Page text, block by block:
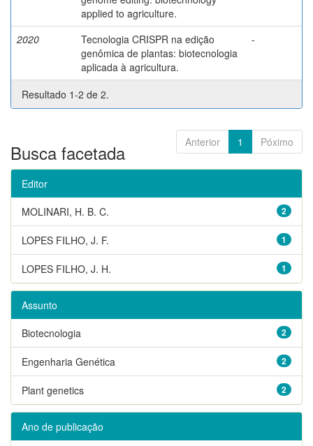
applied to agriculture.
2020
Tecnologia CRISPR na edição
genômica de plantas: biotecnologia
aplicada à agricultura.
-
Resultado 1-2 de 2.
Anterior 1 Póximo
Busca facetada
Editor
2
MOLINARI, H. B. C.
1
LOPES FILHO, J. F.
1
LOPES FILHO, J. H.
Assunto
2
Biotecnologia
2
Engenharia Genética
2
Plant genetics
Ano de publicação